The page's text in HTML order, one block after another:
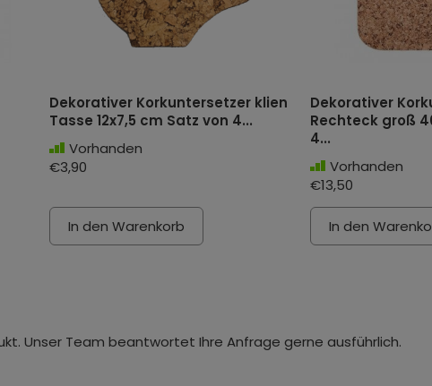
Dekorativer Korkuntersetzer klien
Tasse 12x7,5 cm Satz von 4...
Vorhanden
€3,90
In den Warenkorb
Dekorativer
Rechteck groß
4...
Vorhanden
€13,50
In den
Unser Team beantwortet Ihre Anfrage gerne ausführlich.